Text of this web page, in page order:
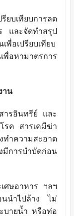
บเทียบการลด
และจัดทำสรุป
พื่อเปรียบเทียบ
พื่อหามาตรการ
าน
ารอินทรีย์ และ
รค สารเคมีฆ่า
ทำความสะอาด
มีการบำบัดก่อน
ษอาหาร ฯลฯ
นนำไปล้าง ไม่
บายน้ำ หรือท่อ